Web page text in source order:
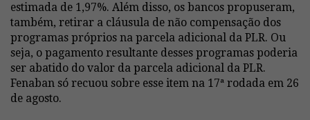
estimada de 1,97%. Além disso, os bancos propuseram,
também, retirar a cláusula de não compensação dos
programas próprios na parcela adicional da PLR. Ou
seja, o pagamento resultante desses programas poderia
ser abatido do valor da parcela adicional da PLR.
Fenaban só recuou sobre esse item na 17ª rodada em 26
de agosto.